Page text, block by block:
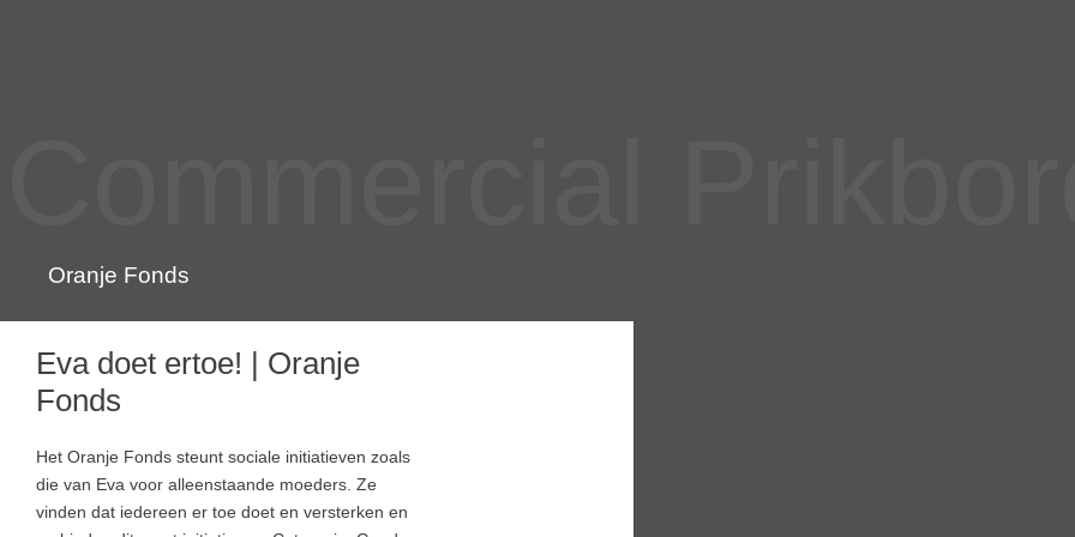
Oranje Fonds
Eva doet ertoe! | Oranje
Fonds
Het Oranje Fonds steunt sociale initiatieven zoals
die van Eva voor alleenstaande moeders. Ze
vinden dat iedereen er toe doet en versterken en